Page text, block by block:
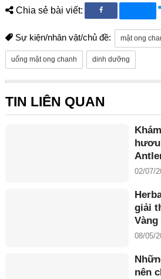
Chia sẻ bài viết:
Sự kiện/nhân vật/chủ đề: mật ong
uống mật ong chanh dinh dưỡng
TIN LIÊN QUAN
hươu
nhân
02/07/
giải
Đồng
08/05/
nên